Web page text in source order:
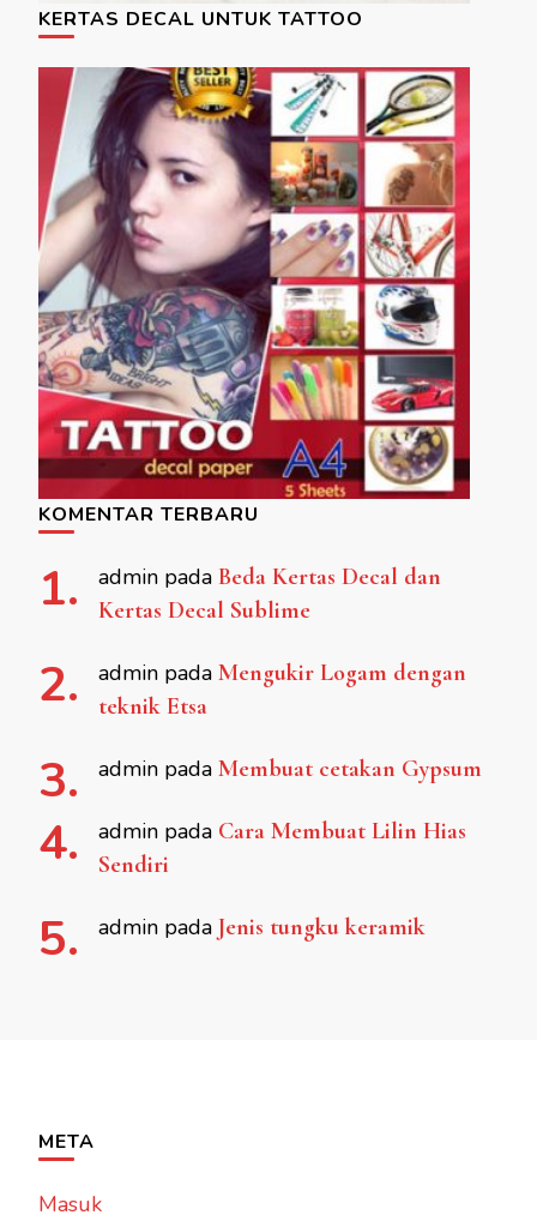
KERTAS DECAL UNTUK TATTOO
KOMENTAR TERBARU
admin pada Beda Kertas Decal dan
Kertas Decal Sublime
admin pada Mengukir Logam dengan
teknik Etsa
admin pada Membuat cetakan Gypsum
admin pada Cara Membuat Lilin Hias
Sendiri
admin pada Jenis tungku keramik
META
Masuk